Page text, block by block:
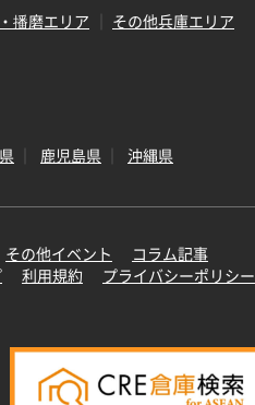
播磨エリア
その他兵庫エリア
鹿児島県 沖縄県
その他イベント
コラム記事
利用規約 プライバシーポリシー